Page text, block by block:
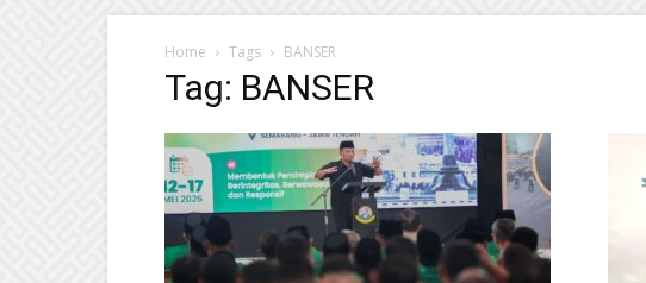
Home Tags BANSER
Tag: BANSER